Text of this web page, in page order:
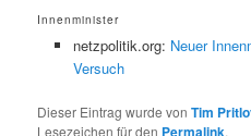
Innenminister
netzpolitik.org: Neuer
Versuch
Dieser Eintrag wurde vonTim
Lesezeichen für den Permalink.